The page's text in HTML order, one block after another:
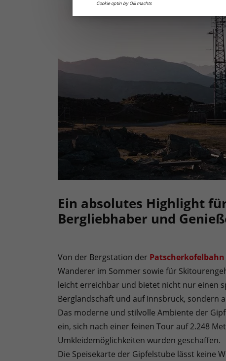
Ein absolutes Highlight
Bergliebhaber und
Von der Bergstation der Patscherkofelbahn
Wanderer im Sommer sowie für
leicht erreichbar und bietet nicht nur einen
Berglandschaft und auf Innsbruck, sondern
Das moderne und stilvolle Ambiente der
ein, sich nach einer feinen Tour auf 2.248
Umkleidemöglichkeiten wurden geschaffen.
Die Speisekarte der Gipfelstube lässt keine
Cookie optin by Olli machts